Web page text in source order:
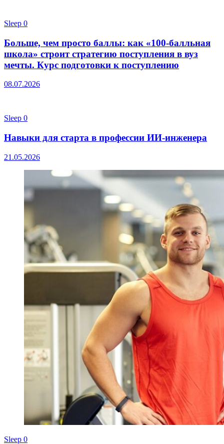
Sleep 0
Больше, чем просто баллы: как «100-балльная
школа» строит стратегию поступления в вуз
мечты. Курс подготовки к поступлению
08.07.2026
Sleep 0
Навыки для старта в профессии ИИ-инженера
21.05.2026
Sleep 0